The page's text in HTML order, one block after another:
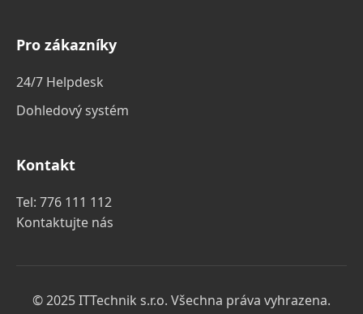
Pro zákazníky
24/7 Helpdesk
Dohledový systém
Kontakt
Tel: 776 111 112
Kontaktujte nás
© 2025 ITTechnik s.r.o. Všechna práva vyhrazena.